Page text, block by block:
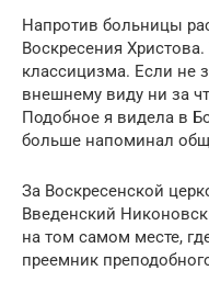
Напротив больницы
Воскресения
классицизма. Если не
внешнему виду ни за
Подобное я видела в
больше напоминал
За Воскресенской
Введенский
на том самом месте,
преемник